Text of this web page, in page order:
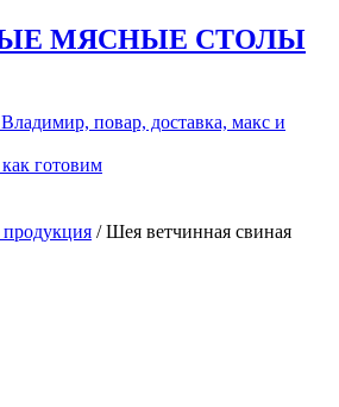
МЯСНЫЕ СТОЛЫ
повар, доставка, макс и
готовим
/ Шея ветчинная свиная